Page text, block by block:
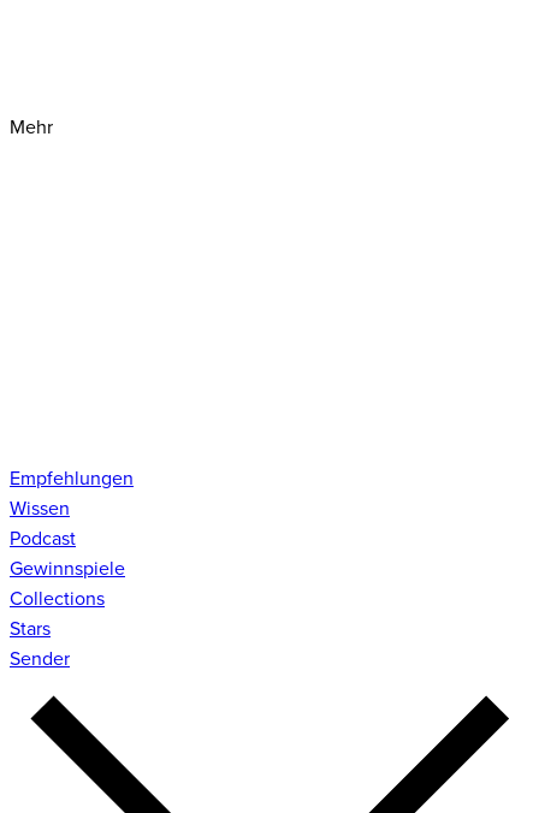
Mehr
Empfehlungen
Wissen
Podcast
Gewinnspiele
Collections
Stars
Sender